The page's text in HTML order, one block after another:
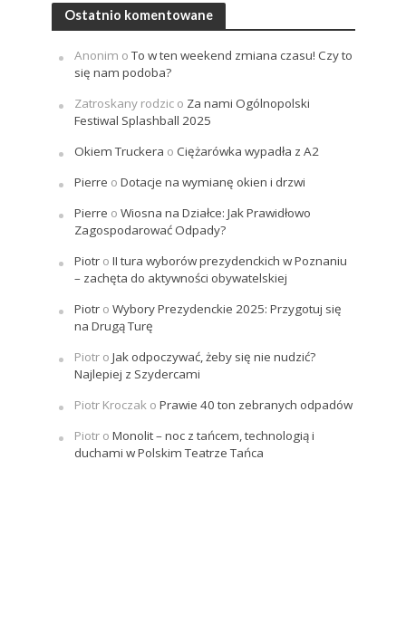
Ostatnio komentowane
Anonim oTo w ten weekend zmiana czasu! Czy to
się nam podoba?
Zatroskany rodzico Za nami Ogólnopolski
Festiwal Splashball 2025
Okiem Truckera o Ciężarówka wypadła z A2
Pierre o Dotacje na wymianę okien i drzwi
Pierre o Wiosna na Działce: Jak Prawidłowo
Zagospodarować Odpady?
Piotro II tura wyborów prezydenckich w Poznaniu
– zachęta do aktywności obywatelskiej
Piotro Wybory Prezydenckie 2025: Przygotuj się
na Drugą Turę
Piotro Jak odpoczywać, żeby się nie nudzić?
Najlepiej z Szydercami
Piotr Kroczako Prawie 40 ton zebranych odpadów
Piotro Monolit – noc z tańcem, technologią i
duchami w Polskim Teatrze Tańca